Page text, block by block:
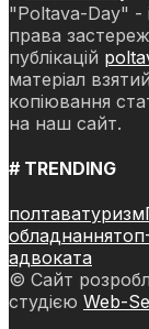
"Poltava-Day" -
права
публікацій
матеріал
копіювання
на наш сайт.
# TRENDING
полтаватуризм
обладнання
адвоката
© Сайт
студією Web-